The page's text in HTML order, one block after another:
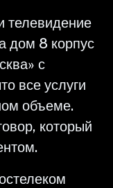
телевидение
дом 8 корпус
с
все услуги
объеме.
который